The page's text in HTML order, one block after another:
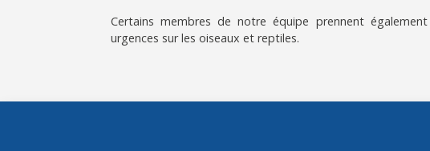
Certains membres de notre équipe prennent
urgences sur les oiseaux et reptiles.